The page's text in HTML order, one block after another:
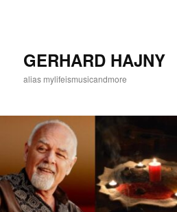
GERHARD HAJNY
alias mylifeismusicandmore